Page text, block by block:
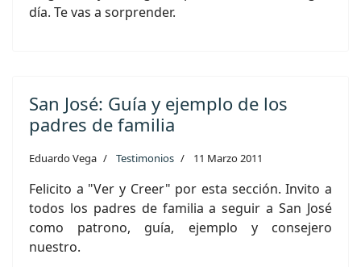
día. Te vas a sorprender.
San José: Guía y ejemplo de los
padres de familia
Eduardo Vega Testimonios 11 Marzo 2011
Felicito a "Ver y Creer" por esta sección. Invito a
todos los padres de familia a seguir a San José
como patrono, guía, ejemplo y consejero
nuestro.